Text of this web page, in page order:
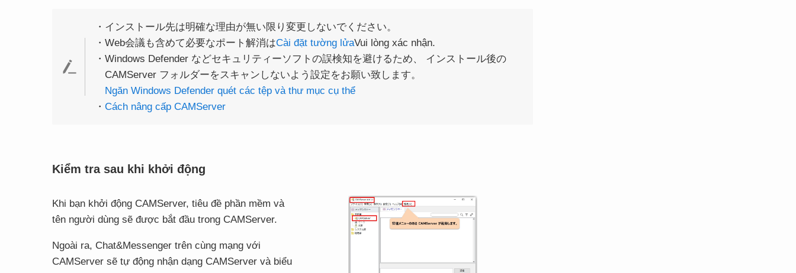
・インストール先は明確な理由が無い限り変更しないでください。
・Web会議も含めて必要なポート解消はCài đặt tường lửaVui lòng xác nhận.
・Windows Defender などセキュリティーソフトの誤検知を避けるため、 インストール後の
CAMServer フォルダーをスキャンしないよう設定をお願い致します。
Ngăn Windows Defender quét các tệp và thư mục cụ thể
・Cách nâng cấp CAMServer
Kiểm tra sau khi khởi động
Khi bạn khởi động CAMServer, tiêu đề phần mềm và
tên người dùng sẽ được bắt đầu trong CAMServer.
Ngoài ra, Chat&Messenger trên cùng mạng với
CAMServer sẽ tự động nhận dạng CAMServer và biểu